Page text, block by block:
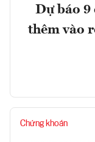
Dự báo 9
thêm vào
Chứng khoán